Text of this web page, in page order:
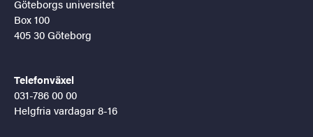
Göteborgs universitet
Box 100
405 30 Göteborg
Telefonväxel
031-786 00 00
Helgfria vardagar 8-16